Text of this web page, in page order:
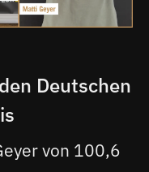
Deutschen
von 100,6